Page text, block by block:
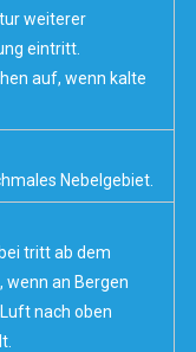
weiterer
eintritt.
auf, wenn kalte
Nebelgebiet.
tritt ab dem
wenn an Bergen
nach oben